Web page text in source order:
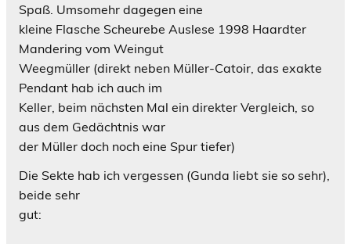
Spaß. Umsomehr dagegen eine
kleine Flasche Scheurebe Auslese 1998 Haardter
Mandering vom Weingut
Weegmüller (direkt neben Müller-Catoir, das exakte
Pendant hab ich auch im
Keller, beim nächsten Mal ein direkter Vergleich, so
aus dem Gedächtnis war
der Müller doch noch eine Spur tiefer)
Die Sekte hab ich vergessen (Gunda liebt sie so sehr),
beide sehr
gut: